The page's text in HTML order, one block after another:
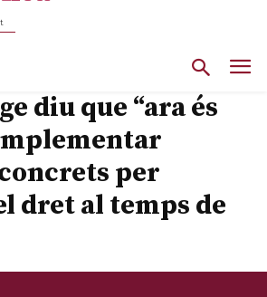
diu que “ara és
per
dret al temps de